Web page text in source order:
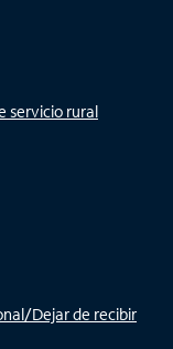
servicio rural
Dejar de recibir